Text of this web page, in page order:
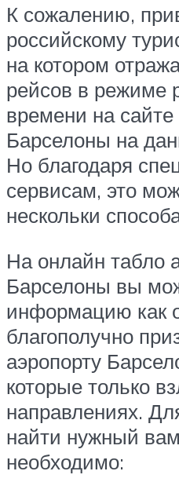
К сожалению,
российскому
на котором
рейсов в режиме
времени на сайте
Барселоны на
Но благодаря
сервисам, это
нескольки
На онлайн табло
Барселоны вы
информацию как
благополучно
аэропорту
которые только
направлениях.
найти нужный
необходимо: